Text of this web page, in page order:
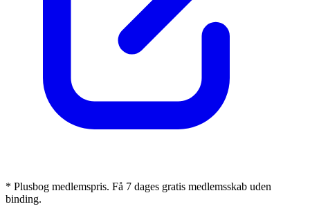
* Plusbog medlemspris. Få 7 dages gratis medlemsskab uden
binding.